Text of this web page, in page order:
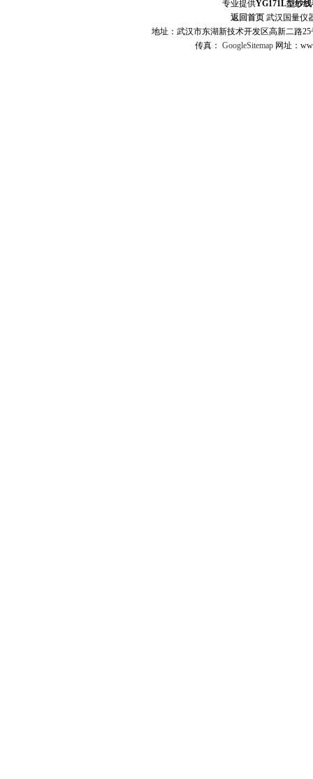
专业提供YG171L型纱
返回首页武汉国量仪
地址：武汉市东湖新技术开发区高新二路
传真： GoogleSitemap 网址：